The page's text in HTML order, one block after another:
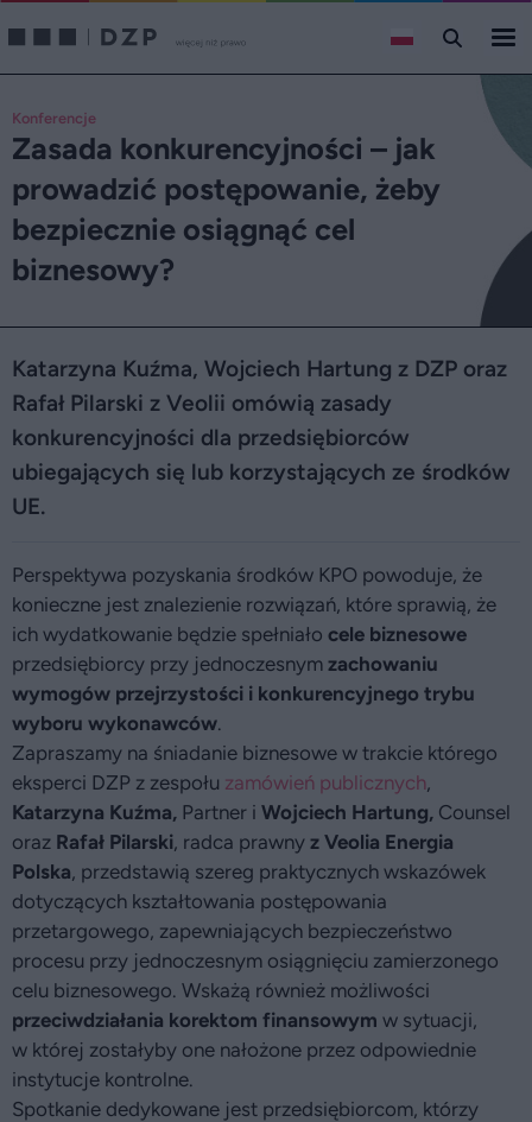
Konferencje
Zasada konkurencyjności – jak
prowadzić postępowanie, żeby
bezpiecznie osiągnąć cel
biznesowy?
Katarzyna Kuźma, Wojciech Hartung z DZP oraz
Rafał Pilarski z Veolii omówią zasady
konkurencyjności dla przedsiębiorców
ubiegających się lub korzystających ze środków
UE.
Perspektywa pozyskania środków KPO powoduje, że
konieczne jest znalezienie rozwiązań, które sprawią, że
ich wydatkowanie będzie spełniało cele biznesowe
przedsiębiorcy przy jednoczesnym zachowaniu
wymogów przejrzystości i konkurencyjnego trybu
wyboru wykonawców.
Zapraszamy na śniadanie biznesowe w trakcie którego
eksperci DZP z zespołu zamówień publicznych,
Katarzyna Kuźma, Partner i Wojciech Hartung, Counsel
oraz Rafał Pilarski, radca prawny z Veolia Energia
Polska, przedstawią szereg praktycznych wskazówek
dotyczących kształtowania postępowania
przetargowego, zapewniających bezpieczeństwo
procesu przy jednoczesnym osiągnięciu zamierzonego
celu biznesowego. Wskażą również możliwości
przeciwdziałania korektom finansowym w sytuacji,
w której zostałyby one nałożone przez odpowiednie
instytucje kontrolne.
Spotkanie dedykowane jest przedsiębiorcom, którzy